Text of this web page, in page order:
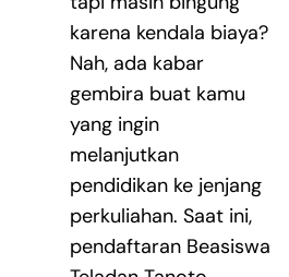
karena kendala biaya?
Nah, ada kabar
gembira buat kamu
yang ingin
melanjutkan
pendidikan ke jenjang
perkuliahan. Saat ini,
pendaftaran Beasiswa